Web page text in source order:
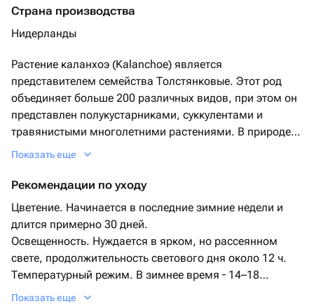
Страна производства
Нидерланды
Растение каланхоэ (Kalanchoe) является
представителем семейства Толстянковые. Этот род
объединяет больше 200 различных видов, при этом он
представлен полукустарниками, суккулентами и
травянистыми многолетними растениями. В природе
это растение можно повстречать в тропических
видов . Как правило, листья толстые, они бывают
слабо либо сильно рассеченными. Во время цветения
образуется зонтик, в состав которого входят цветки
белого, фиолетового, красного либо желтого окраса. В
домашних условиях прекрасно растут почти все виды
данного растения, если конечно цветовод
придерживается правил ухода за культурой.
Показать еще
Рекомендации по уходу
Цветение. Начинается в последние зимние недели и
длится примерно 30 дней.
Освещенность. Нуждается в ярком, но рассеянном
свете, продолжительность светового дня около 12 ч.
Температурный режим. В зимнее время ― 14–18
градусов, а летом ― 18–28 градусов. Следите за тем,
Показать еще